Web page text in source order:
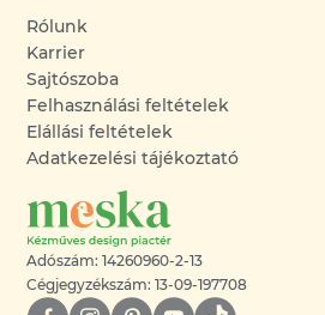
Rólunk
Karrier
Sajtószoba
Felhasználási feltételek
Elállási feltételek
Adatkezelési tájékoztató
Adószám: 14260960-2-13
Cégjegyzékszám: 13-09-197708